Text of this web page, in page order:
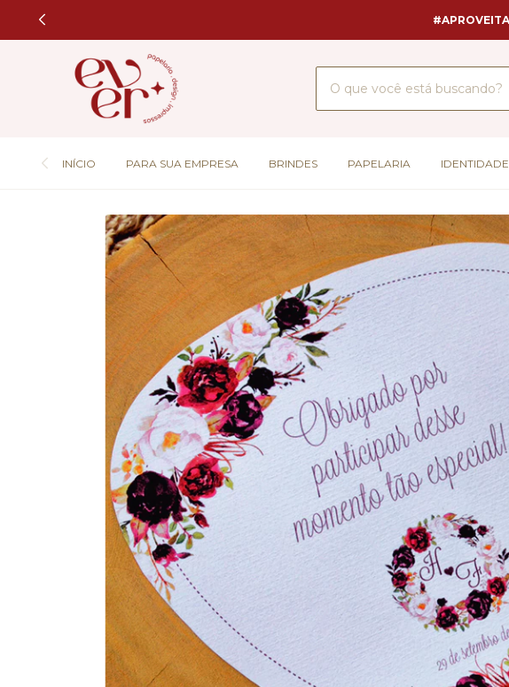
INÍCIO PARA SUA EMPRESA BRINDES PAPELARIA